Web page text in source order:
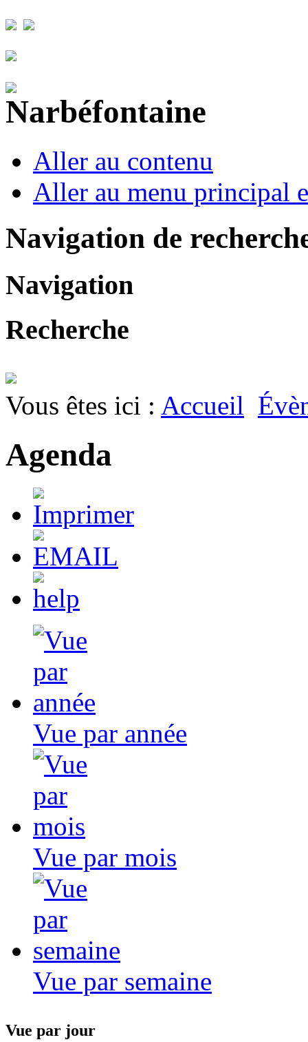
Aller au contenu
Aller au menu principal
Navigation de
Navigation
Recherche
Vous êtes ici : Accueil
Agenda
Vue par année
Vue par mois
Vue par semaine
Vue par jour